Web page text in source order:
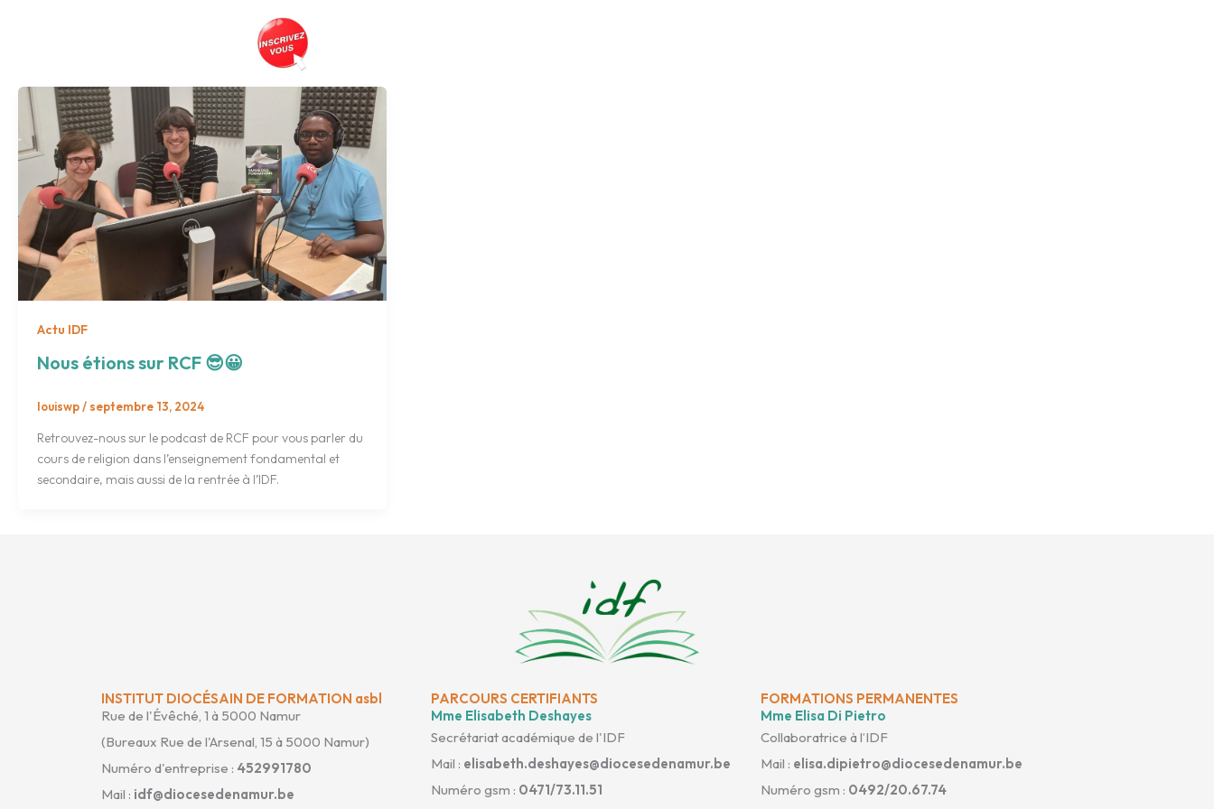
Actu IDF
Nous étions sur RCF 😎😀
louiswp/septembre 13, 2024
Retrouvez-nous sur le podcast de RCF pour vous parler du
cours de religion dans l’enseignement fondamental et
secondaire, mais aussi de la rentrée à l’IDF.
INSTITUT DIOCÉSAIN DE FORMATION asbl
Rue de l'Évêché, 1 à 5000 Namur
(Bureaux Rue de l'Arsenal, 15 à 5000 Namur)
Numéro d'entreprise : 452991780
Mail : idf@diocesedenamur.be
PARCOURS CERTIFIANTS
Mme Elisabeth Deshayes
Secrétariat académique de l'IDF
Mail : elisabeth.deshayes@diocesedenamur.be
Numéro gsm : 0471/73.11.51
FORMATIONS PERMANENTES
Mme Elisa Di Pietro
Collaboratrice à l’IDF
Mail : elisa.dipietro@diocesedenamur.be
Numéro gsm : 0492/20.67.74